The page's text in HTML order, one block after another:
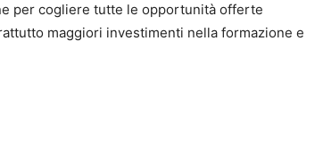
per cogliere tutte le opportunità offerte
maggiori investimenti nella formazione e